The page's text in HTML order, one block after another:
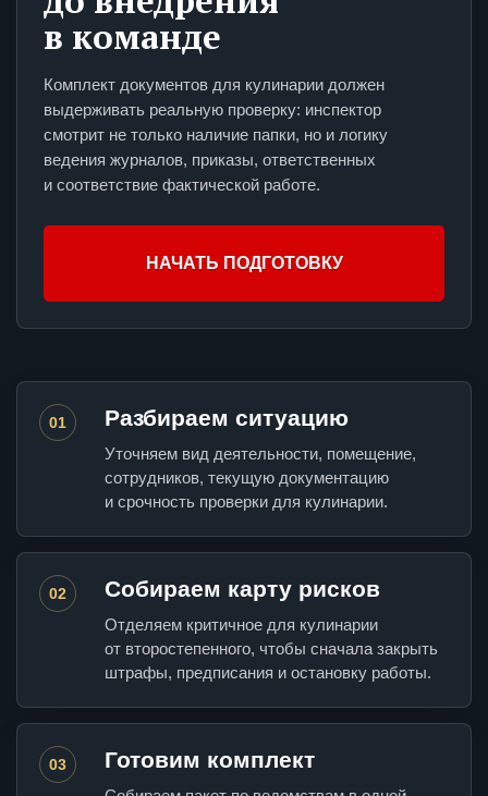
в команде
Комплект документов для кулинарии должен
выдерживать реальную проверку: инспектор
смотрит не только наличие папки, но и логику
ведения журналов, приказы, ответственных
и соответствие фактической работе.
НАЧАТЬ ПОДГОТОВКУ
01 Разбираем ситуацию
Уточняем вид деятельности, помещение,
сотрудников, текущую документацию
и срочность проверки для кулинарии.
02 Собираем карту рисков
Отделяем критичное для кулинарии
от второстепенного, чтобы сначала закрыть
штрафы, предписания и остановку работы.
03 Готовим комплект